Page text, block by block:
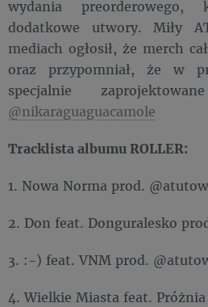
wydania
dodatkowe utwory. Miły
mediach ogłosił, że merch
oraz przypomniał, że w
specjalnie
@nikaraguaguacamole
Tracklista albumu ROLLER:
1. Nowa Norma prod.
2. Don feat. Donguralesko
3. :-) feat. VNM prod.
4. Wielkie Miasta feat.